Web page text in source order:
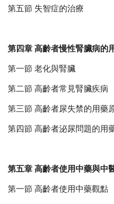
第五節 失智症的治療
第四章 高齡者慢性腎臟病的
第一節 老化與腎臟
第二節 高齡者常見腎臟疾病
第三節 高齡者尿失禁的用藥
第四節 高齡者泌尿問題的用
第五章 高齡者使用中藥與中
第一節 高齡者使用中藥觀點